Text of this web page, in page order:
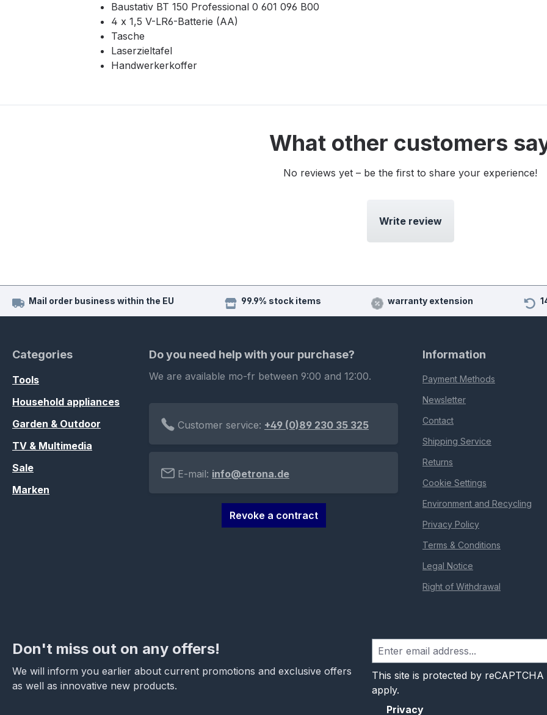
Baustativ BT 150 Professional 0 601 096 B00
4 x 1,5 V-LR6-Batterie (AA)
Tasche
Laserzieltafel
Handwerkerkoffer
What other customers
No reviews yet – be the first to share your experience!
Write review
Mail order business within the EU 99.9% stock items warranty extension
Categories
Tools
Household appliances
Garden & Outdoor
TV & Multimedia
Sale
Marken
Do you need help with your purchase?
We are available mo-fr between 9:00 and 12:00.
Customer service: +49 (0)89 230 35 325
E-mail: info@etrona.de
Revoke a contract
Information
Payment Methods
Newsletter
Contact
Shipping Service
Returns
Cookie Settings
Environment and Recycling
Privacy Policy
Terms & Conditions
Legal Notice
Right of Withdrawal
Don't miss out on any offers!
We will inform you earlier about current promotions and exclusive offers
as well as innovative new products.
This site is protected by
apply.
Privacy